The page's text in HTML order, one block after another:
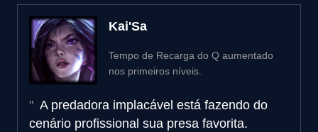
Kai'Sa
Tempo de Recarga do Q aumentado
nos primeiros níveis.
A predadora implacável está fazendo do
cenário profissional sua presa favorita.